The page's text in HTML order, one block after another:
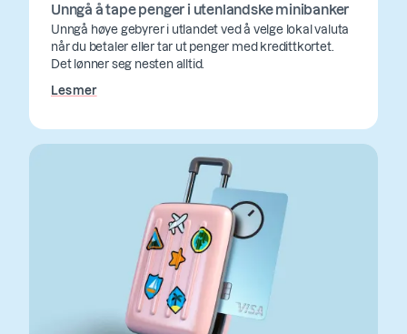
Unngå å tape penger i utenlandske minibanker
Unngå høye gebyrer i utlandet ved å velge lokal valuta
når du betaler eller tar ut penger med kredittkortet.
Det lønner seg nesten alltid.
Les mer